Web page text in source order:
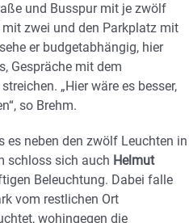
und Busspur mit je zwölf
zwei und den Parkplatz mit
er budgetabhängig, hier
Gespräche mit dem
„Hier wäre es besser,
so Brehm.
es neben den zwölf Leuchten in
schloss sich auch Helmut
Beleuchtung. Dabei falle
vom restlichen Ort
wohingegen die